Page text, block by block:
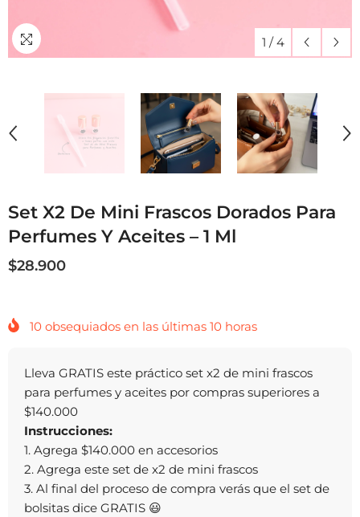
1 / 4
Set X2 De Mini Frascos Dorados Para
Perfumes Y Aceites – 1 Ml
$28.900
10 obsequiados en las últimas 10 horas
Lleva GRATIS este práctico set x2 de mini frascos
para perfumes y aceites por compras superiores a
$140.000
Instrucciones:
1. Agrega $140.000 en accesorios
2. Agrega este set de x2 de mini frascos
3. Al final del proceso de compra verás que el set de
bolsitas dice GRATIS 😃